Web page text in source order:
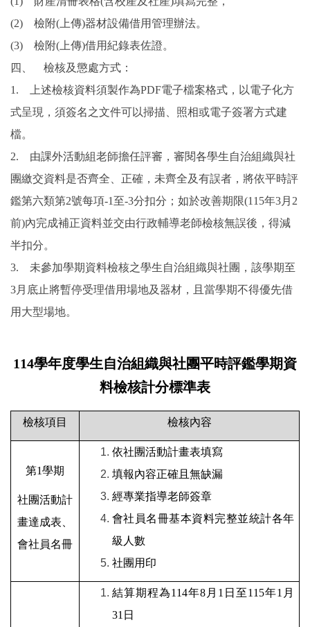
(2) 檢附(上傳)器材設備借用管理辦法。
(3) 檢附(上傳)借用紀錄表佐證。
四、 檢核及懲處方式：
1. 上述檢核資料須製作為PDF電子檔案格式，以電子化方
式呈現，須簽名之文件可以掃描、照相或電子簽署方式建
檔。
2. 由課外活動組老師擔任評審，審閱各學生自治組織與社
團繳交資料是否齊全、正確，未齊全及有誤者，將依平時評
鑑第六類第2號每項-1至-3分扣分；如於改善期限(115年3月2
前)內完成補正資料並交由行政輔導老師檢核無誤後，得減
半扣分。
3. 未參加學期資料檢核之學生自治組織與社團，該學期至
3月底止將暫停受理借用場地及器材，且當學期不得優先借
用大型場地。
114學年度學生自治組織與社團平時評鑑學期資
料檢核計分標準表
檢核項目 檢核內容
第1學期
社團活動計
畫達成表、
會社員名冊
依社團活動計畫表填寫
填報內容正確且無缺漏
經專業指導老師簽章
會社員名冊基本資料完整並統計各年
級人數
社團用印
結算期程為114年8 月 1 日至115年1 月
31 日